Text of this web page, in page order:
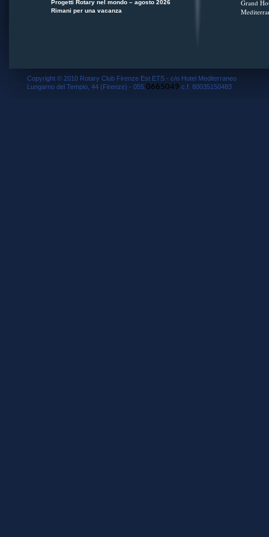
Progetti Rotary nel mondo – agosto 2026
Rimani per una vacanza
Grand
Copyright © 2010 Rotary Club Firenze Est ETS - c/o Hotel Mediterraneo
Lungarno del Tempio, 44 (Firenze) - 055. 0665049 c.f. 80035150483